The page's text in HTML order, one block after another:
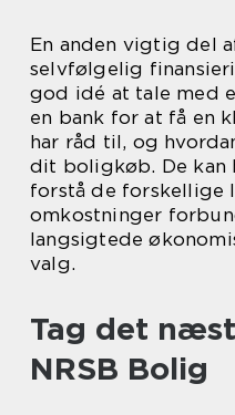
En anden vigtig del
selvfølgelig
god idé at tale med
en bank for at få en
har råd til, og
dit boligkøb. De
forstå de forskellige
omkostninger
langsigtede
valg.
Tag det
NRSB Bolig